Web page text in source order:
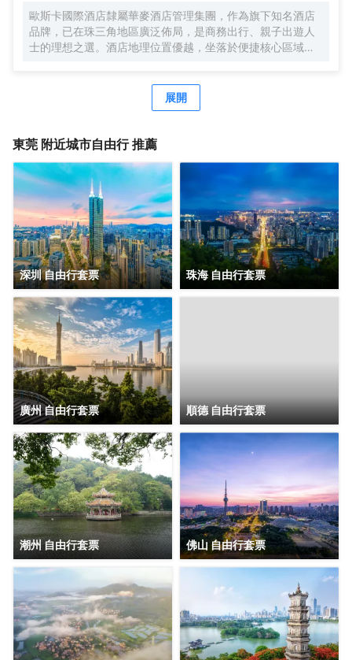
配套設施一應俱全，三秒熱水淋浴花灑、智能家電、千兆光
纖無縫接入、wifi覆蓋。酒店同時配備地面停車場、智能機器
人送物、中西自助式早餐廳、多功能會議室、自助洗衣房及
寬敞的閲讀會友書吧等配套，為您提供一個自在、放鬆、休
的入住體驗與您隨行，是您商務及旅行出行的優質選擇。
歐斯卡國際酒店隸屬華麥酒店管理集團，作為旗下知名酒店
品牌，已在珠三角地區廣泛佈局，是商務出行、親子出遊人
士的理想之選。​酒店地理位置優越，坐落於便捷核心區域，
樟木頭高鐵站、大朗高鐵站、常平高鐵站近在咫尺，輕鬆實
現快速出行，無論是出差趕高鐵，還是開啟一場說走就走的
著名的觀音山旅遊風景區和隱賢山莊距離酒店不遠。賓客在
的寧靜與壯美，漫步山林，呼吸清新空氣，領略獨特的自然
風光和深厚的文化底藴；也能前往隱賢山莊，開啟一段歡樂
刺激的遊玩之旅，享受親子時光，體驗各種精彩的遊樂設
施。​此外，酒店還配備了一系列高品質的設施與服務，客房
温馨舒適，餐飲美味多樣，休閒娛樂設施一應俱全，致力於
為每一位入住的賓客打造舒適難忘的住宿體驗。選擇歐斯卡
國際酒店（星光城店），就是選擇便捷、舒適與歡樂
展開
東莞附近城市自由行 推薦
深圳 自由行套票 珠海 自由行套票
廣州 自由行套票 順德 自由行套票
潮州 自由行套票 佛山 自由行套票